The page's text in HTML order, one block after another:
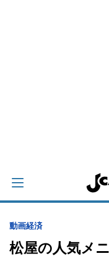
動画経済
松屋の人気メ